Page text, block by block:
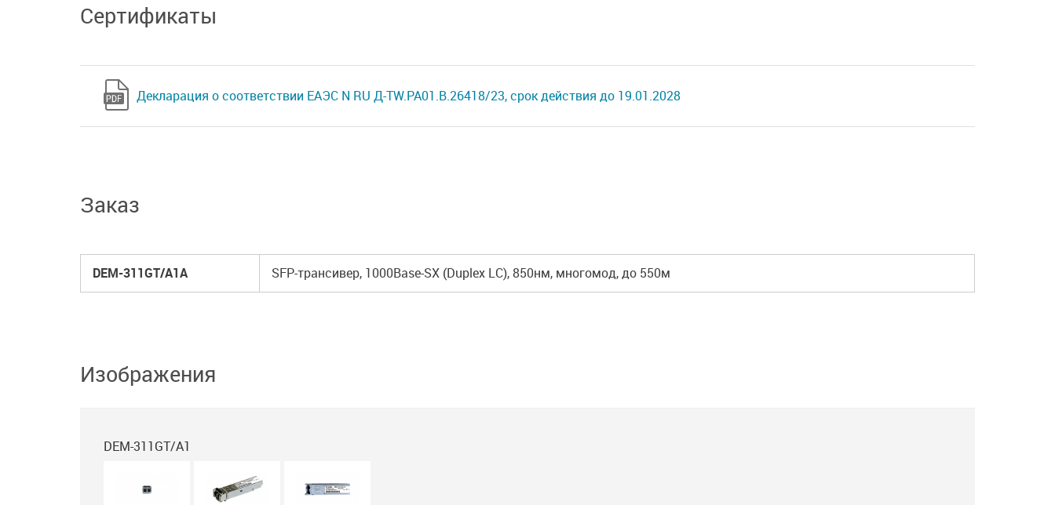
Сертификаты
Декларация о соответствии ЕАЭС N RU Д-TW.РА01.В.26418/23, срок действия до 19.01.2028
Заказ
DEM-311GT/A1A SFP-трансивер, 1000Base-SX (Duplex LC), 850нм, многомод, до 550м
Изображения
DEM-311GT/A1